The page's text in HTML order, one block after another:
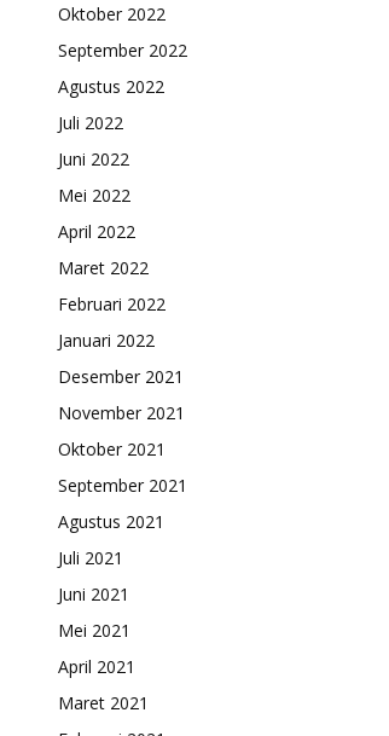
Oktober 2022
September 2022
Agustus 2022
Juli 2022
Juni 2022
Mei 2022
April 2022
Maret 2022
Februari 2022
Januari 2022
Desember 2021
November 2021
Oktober 2021
September 2021
Agustus 2021
Juli 2021
Juni 2021
Mei 2021
April 2021
Maret 2021